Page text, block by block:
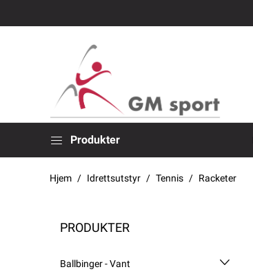
Produkter
Hjem Idrettsutstyr Tennis Racketer
PRODUKTER
Ballbinger - Vant